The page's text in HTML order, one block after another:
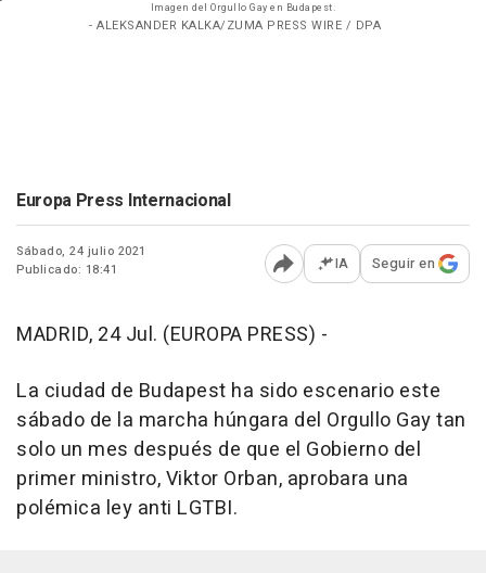
Imagen del Orgullo Gay en Budapest.
- ALEKSANDER KALKA/ZUMA PRESS WIRE / DPA
Europa Press Internacional
Sábado, 24 julio 2021
Publicado: 18:41
Abrir opciones para
IA Seguir en
MADRID, 24 Jul. (EUROPA PRESS) -
La ciudad de Budapest ha sido escenario este
sábado de la marcha húngara del Orgullo Gay tan
solo un mes después de que el Gobierno del
primer ministro, Viktor Orban, aprobara una
polémica ley anti LGTBI.